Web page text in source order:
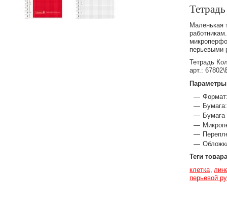
Маленькая
перьевыми
Тетрадь
арт.:
Параметры
Теги товара
клетка
перьевой